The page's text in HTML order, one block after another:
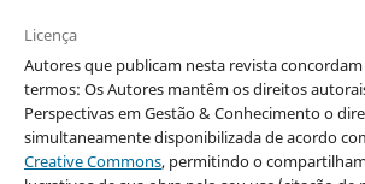
Licença
Autores que publicam nesta revista
termos: Os Autores mantêm os direitos
Perspectivas em Gestão & Conhecimento o
simultaneamente disponibilizada de acordo
Creative Commons, permitindo o